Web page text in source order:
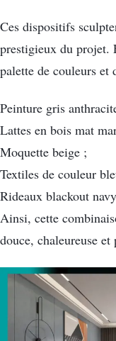
Ces dispositifs
prestigieux du projet.
palette de couleurs et
Peinture gris
Lattes en bois mat
Moquette beige ;
Textiles de couleur
Rideaux blackout
Ainsi, cette
douce, chaleureuse